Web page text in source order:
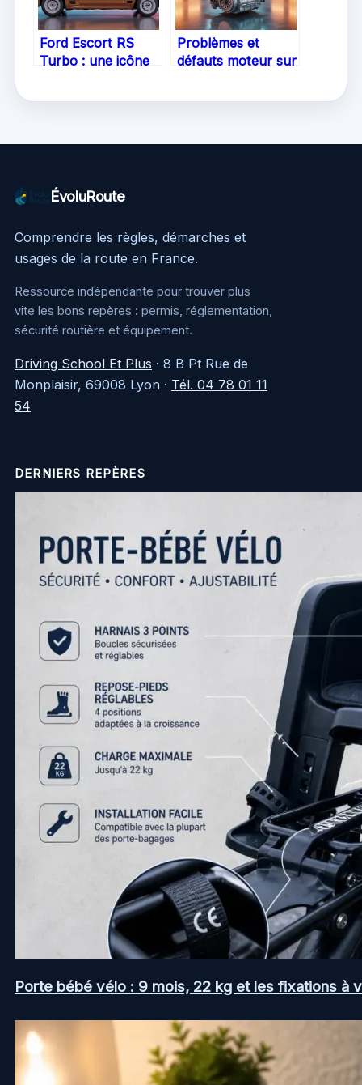
Ford Escort RS
Turbo : une icône
Problèmes et
défauts moteur sur
ÉvoluRoute
Comprendre les règles, démarches et
usages de la route en France.
Ressource indépendante pour trouver plus
vite les bons repères : permis, réglementation,
sécurité routière et équipement.
Driving School Et Plus · 8 B Pt Rue de
Monplaisir, 69008 Lyon · Tél. 04 78 01 11
54
DERNIERS REPÈRES
Porte bébé vélo : 9 mois, 22 kg et les fixations à